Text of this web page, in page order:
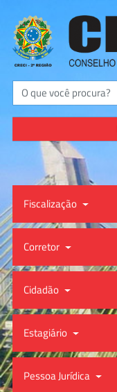
Buscar
Fiscalização
Corretor
Cidadão
Estagiário
Pessoa Jurídica